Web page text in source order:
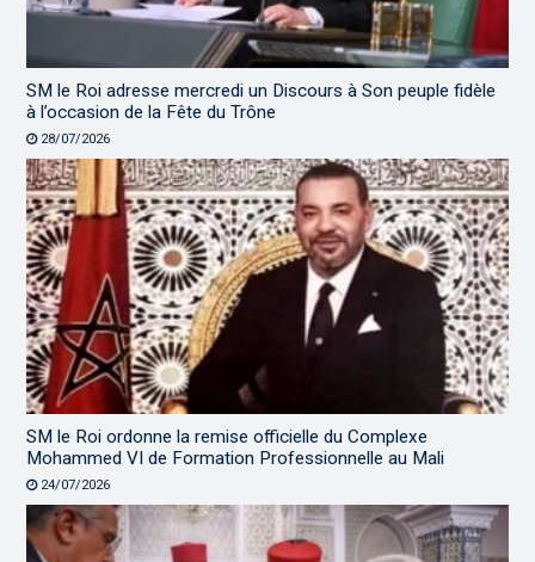
SM le Roi adresse mercredi un Discours à Son peuple fidèle
à l’occasion de la Fête du Trône
28/07/2026
SM le Roi ordonne la remise officielle du Complexe
Mohammed VI de Formation Professionnelle au Mali
24/07/2026